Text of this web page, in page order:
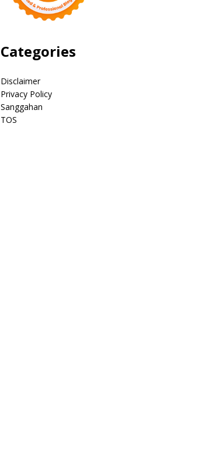
Categories
Disclaimer
Privacy Policy
Sanggahan
TOS